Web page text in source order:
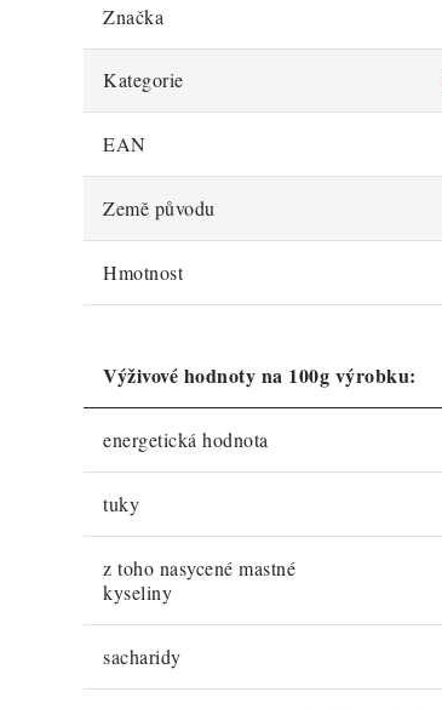
Značka
Kategorie
EAN
Země původu
Hmotnost
Výživové hodnoty na 100g výrobku:
energetická hodnota
tuky
z toho nasycené mastné
kyseliny
sacharidy